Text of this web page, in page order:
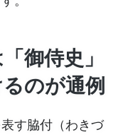
御侍史」
のが通例
す脇付（わきづ